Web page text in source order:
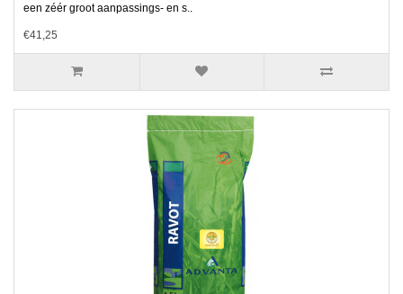
een zéér groot aanpassings- en s..
€41,25